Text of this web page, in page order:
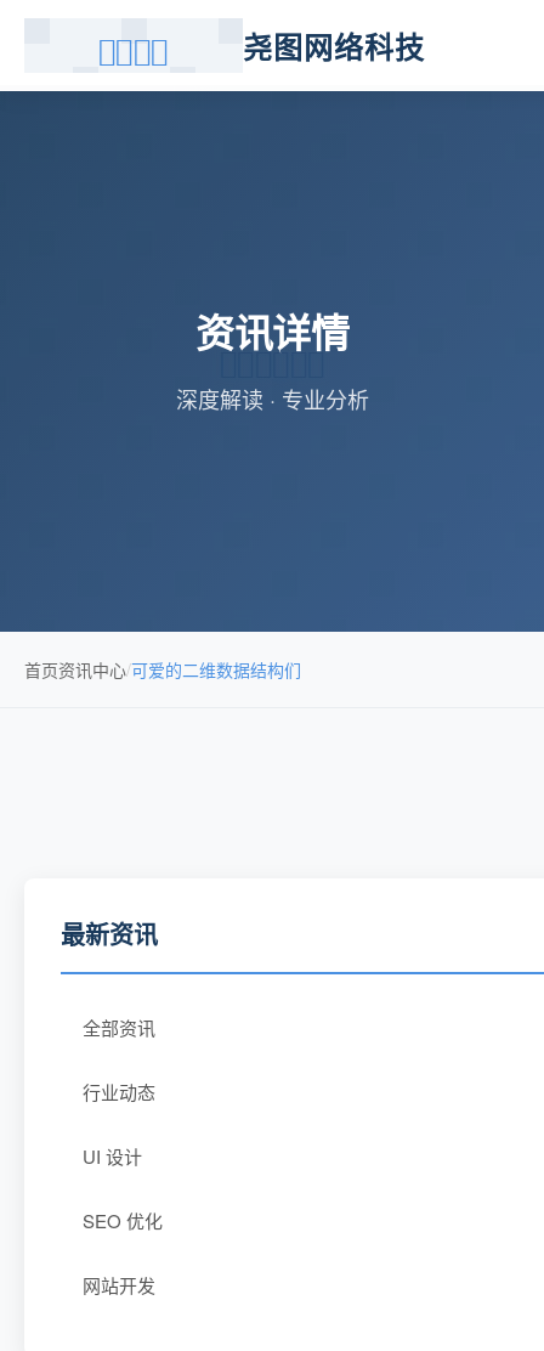
尧图网络科技
资讯详情
深度解读 · 专业分析
首页资讯中心/可爱的二维数据结构们
最新资讯
全部资讯
行业动态
UI 设计
SEO 优化
网站开发